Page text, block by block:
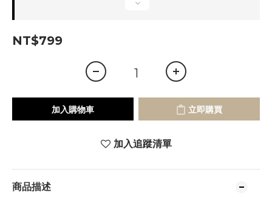
NT$799
加入購物車 立即購買
加入追蹤清單
商品描述